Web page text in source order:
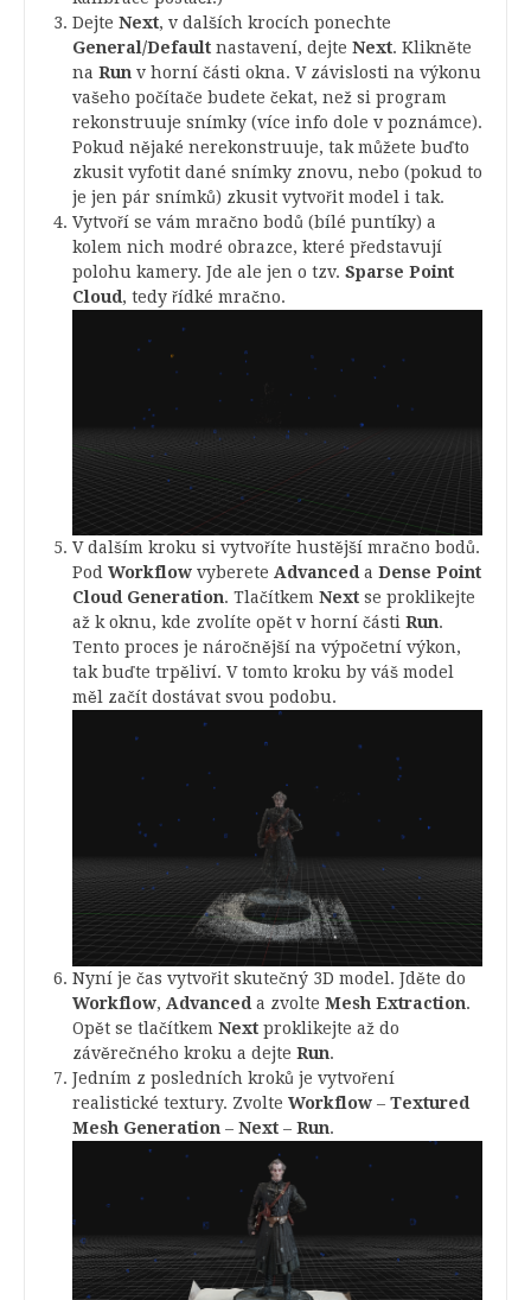
Dejte Next, v dalších krocích ponechte
General/Default nastavení, dejte Next. Klikněte
na Run v horní části okna. V závislosti na výkonu
vašeho počítače budete čekat, než si program
rekonstruuje snímky (více info dole v poznámce).
Pokud nějaké nerekonstruuje, tak můžete buďto
zkusit vyfotit dané snímky znovu, nebo (pokud to
je jen pár snímků) zkusit vytvořit model i tak.
Vytvoří se vám mračno bodů (bílé puntíky) a
kolem nich modré obrazce, které představují
polohu kamery. Jde ale jen o tzv. Sparse Point
Cloud, tedy řídké mračno.
V dalším kroku si vytvoříte hustější mračno bodů.
Pod Workflow vyberete Advanced a Dense Point
Cloud Generation. Tlačítkem Next se proklikejte
až k oknu, kde zvolíte opět v horní části Run.
Tento proces je náročnější na výpočetní výkon,
tak buďte trpěliví. V tomto kroku by váš model
měl začít dostávat svou podobu.
Nyní je čas vytvořit skutečný 3D model. Jděte do
Workflow, Advanced a zvolte Mesh Extraction.
Opět se tlačítkem Next proklikejte až do
závěrečného kroku a dejte Run.
Jedním z posledních kroků je vytvoření
realistické textury. Zvolte Workflow – Textured
Mesh Generation – Next – Run.